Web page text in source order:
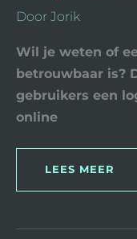
Door Jorik
Wil je weten of
betrouwbaar is?
gebruikers een
online
LEES MEER